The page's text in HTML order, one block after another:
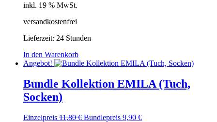
inkl. 19 % MwSt.
versandkostenfrei
Lieferzeit: 24 Stunden
In den Warenkorb
Angebot!
Bundle Kollektion EMILA (Tuch,
Socken)
Einzelpreis 11,80€ Ursprünglicher
Bundlepreis 9,90 €Aktueller